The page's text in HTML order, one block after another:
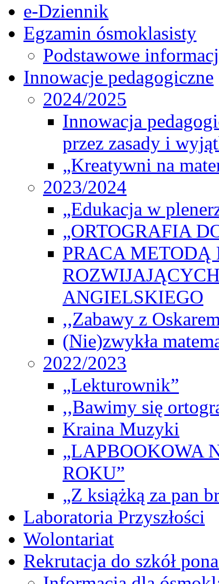
e-Dziennik
Egzamin ósmoklasisty
Podstawowe
Innowacje pedagogiczne
2024/2025
Innowacja
przez zasady i
„Kreatywni na
2023/2024
„Edukacja w
„ORTOGRAFIA
PRACA METODĄ
ANGIELSKIEGO
,,Zabawy z
(Nie)zwykła
2022/2023
„Lekturownik”
,,Bawimy się
Kraina Muzyki
„LAPBOOKOWA
ROKU”
„Z książką za pan
Laboratoria Przyszłości
Wolontariat
Rekrutacja do szkół